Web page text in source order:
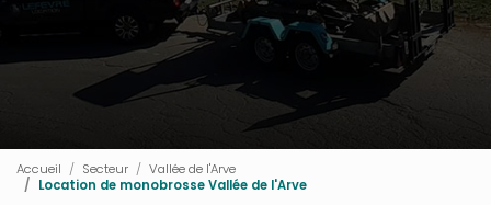
Accueil Secteur
Vallée de l'Arve
Location de monobrosse Vallée de l'Arve